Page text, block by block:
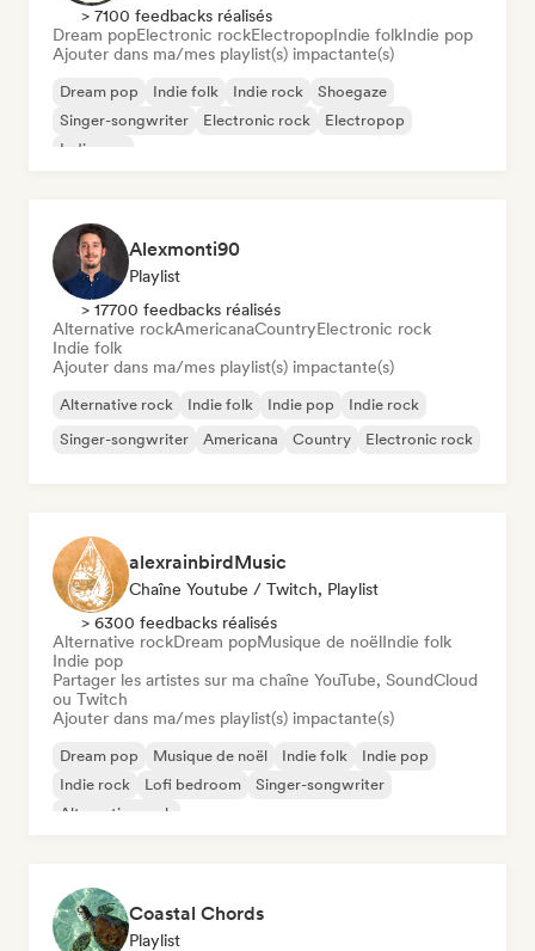
> 7100 feedbacks réalisés
Dream popElectronic rockElectropopIndie folkIndie pop
Ajouter dans ma/mes playlist(s) impactante(s)
Dream pop Indie folk Indie rock
Shoegaze
Singer-songwriter
Electronic rock
Electropop
Indie pop
Alexmonti90
Playlist
> 17700 feedbacks réalisés
Alternative rockAmericanaCountryElectronic rock
Indie folk
Ajouter dans ma/mes playlist(s) impactante(s)
Alternative rock Indie folk Indie pop
Indie rock
Singer-songwriter
Americana Country Electronic rock
alexrainbirdMusic
Chaîne Youtube / Twitch, Playlist
> 6300 feedbacks réalisés
Alternative rockDream popMusique de noëlIndie folk
Indie pop
Partager les artistes sur ma chaîne YouTube, SoundCloud
ou Twitch
Ajouter dans ma/mes playlist(s) impactante(s)
Dream pop Musique de noël Indie folk
Indie pop
Indie rock
Lofi bedroom
Singer-songwriter
Alternative rock
Coastal Chords
Playlist